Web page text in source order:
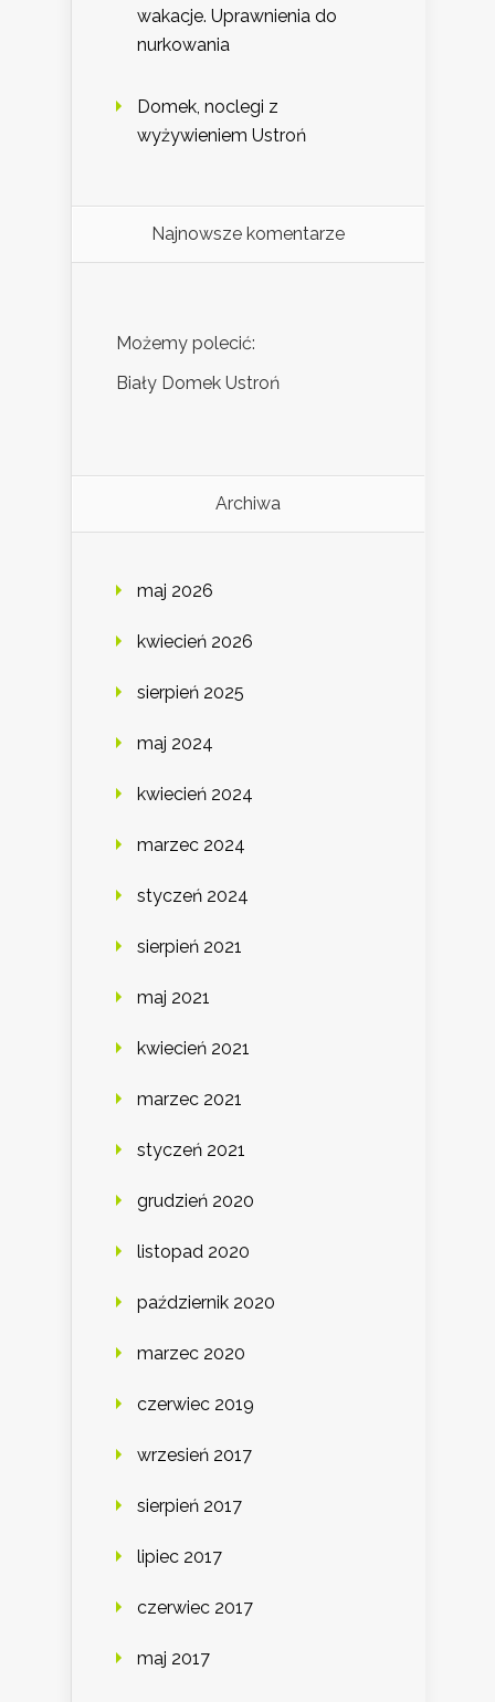
wakacje. Uprawnienia do
nurkowania
Domek, noclegi z
wyżywieniem Ustroń
Najnowsze komentarze
Możemy polecić:
Biały Domek Ustroń
Archiwa
maj 2026
kwiecień 2026
sierpień 2025
maj 2024
kwiecień 2024
marzec 2024
styczeń 2024
sierpień 2021
maj 2021
kwiecień 2021
marzec 2021
styczeń 2021
grudzień 2020
listopad 2020
październik 2020
marzec 2020
czerwiec 2019
wrzesień 2017
sierpień 2017
lipiec 2017
czerwiec 2017
maj 2017